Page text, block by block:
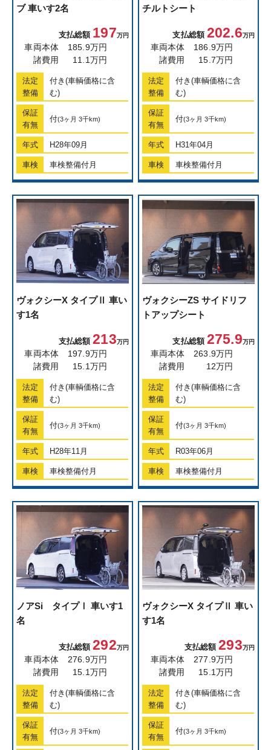
ブ 車いす2名
支払総額 197万円
車両本体
185.9万円
諸費用
11.1万円
法定
整備
付き(車輌価格に含
む)
保証
有無
付(3ヶ月 3千km)
年式 H28年09月
車検 車検整備付月
チルトシート
支払総額202.6万円
車両本体
186.9万円
諸費用
15.7万円
法定
整備
付き(車輌価格に含
む)
保証
有無
付(3ヶ月 3千km)
年式 H31年04月
車検 車検整備付月
ヴォクシーX タイプⅡ 車い
す1名
支払総額213万円
車両本体
197.9万円
諸費用
15.1万円
法定
整備
付き(車輌価格に含
む)
保証
有無
付(3ヶ月 3千km)
年式 H28年11月
車検 車検整備付月
ヴォクシーZS サイドリフ
トアップシート
支払総額275.9万円
車両本体
263.9万円
諸費用
12万円
法定
整備
付き(車輌価格に含
む)
保証
有無
付(3ヶ月 3千km)
年式 R03年06月
車検 車検整備付月
ノアSi タイプⅠ 車いす1
名
支払総額292万円
車両本体
276.9万円
諸費用
15.1万円
法定
整備
付き(車輌価格に含
む)
保証
有無
付(3ヶ月 3千km)
ヴォクシーX タイプⅡ 車い
す1名
支払総額293万円
車両本体
277.9万円
諸費用
15.1万円
法定
整備
付き(車輌価格に含
む)
保証
有無
付(3ヶ月 3千km)